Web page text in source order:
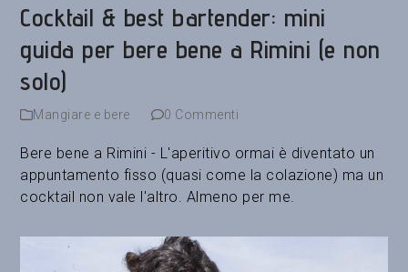
Cocktail & best bartender: mini
guida per bere bene a Rimini (e non
solo)
Mangiare e bere 0 Commenti
Bere bene a Rimini - L'aperitivo ormai è diventato un
appuntamento fisso (quasi come la colazione) ma un
cocktail non vale l'altro. Almeno per me.